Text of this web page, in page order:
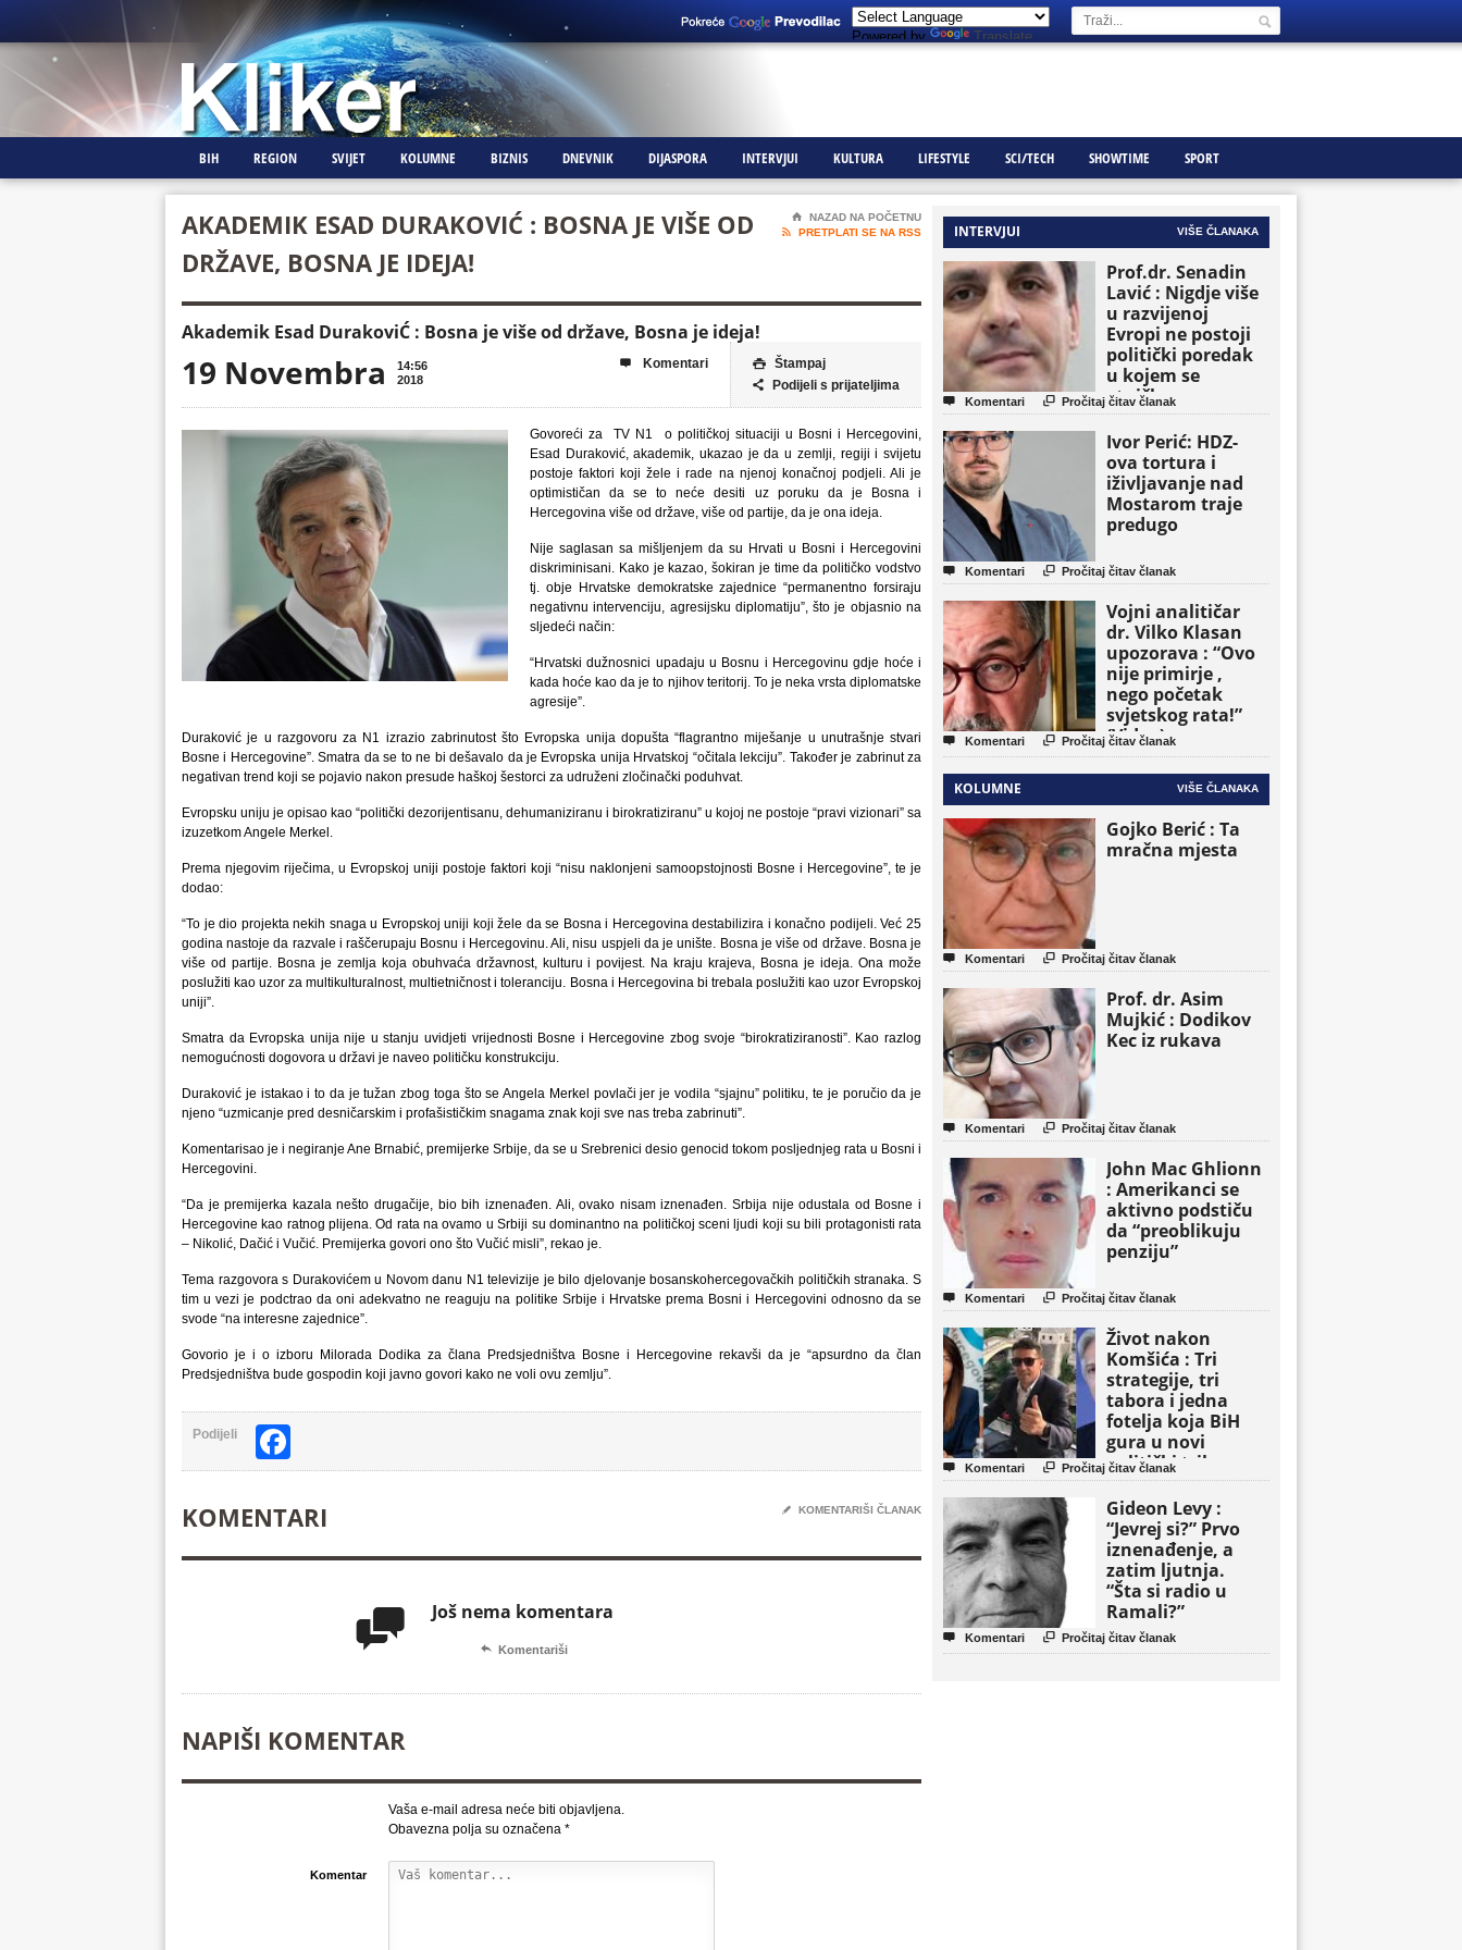
Powered by Translate
BIH REGION SVIJET KOLUMNE BIZNIS DNEVNIK DIJASPORA INTERVJUI KULTURA LIFESTYLE SCI/TECH SHOWTIME SPORT
AKADEMIK ESAD DURAKOVIĆ : BOSNA JE VIŠE OD
DRŽAVE, BOSNA JE IDEJA!
⌂
NAZAD NA POČETNU

PRETPLATI SE NA RSS
Akademik Esad DurakoviĆ : Bosna je više od države, Bosna je ideja!
19 Novembra
14:56
2018
 Štampaj
 Podijeli s prijateljima
 Komentari
Govoreći za TV N1 o političkoj situaciji u Bosni i Hercegovini,
Esad Duraković, akademik, ukazao je da u zemlji, regiji i svijetu
postoje faktori koji žele i rade na njenoj konačnoj podjeli. Ali je
optimističan da se to neće desiti uz poruku da je Bosna i
Hercegovina više od države, više od partije, da je ona ideja.
Nije saglasan sa mišljenjem da su Hrvati u Bosni i Hercegovini
diskriminisani. Kako je kazao, šokiran je time da političko vodstvo
tj. obje Hrvatske demokratske zajednice “permanentno forsiraju
negativnu intervenciju, agresijsku diplomatiju”, što je objasnio na
sljedeći način:
“Hrvatski dužnosnici upadaju u Bosnu i Hercegovinu gdje hoće i
kada hoće kao da je to njihov teritorij. To je neka vrsta diplomatske
agresije”.
Duraković je u razgovoru za N1 izrazio zabrinutost što Evropska unija dopušta “flagrantno miješanje u unutrašnje stvari
Bosne i Hercegovine”. Smatra da se to ne bi dešavalo da je Evropska unija Hrvatskoj “očitala lekciju”. Također je zabrinut za
negativan trend koji se pojavio nakon presude haškoj šestorci za udruženi zločinački poduhvat.
Evropsku uniju je opisao kao “politički dezorijentisanu, dehumaniziranu i birokratiziranu” u kojoj ne postoje “pravi vizionari” sa
izuzetkom Angele Merkel.
Prema njegovim riječima, u Evropskoj uniji postoje faktori koji “nisu naklonjeni samoopstojnosti Bosne i Hercegovine”, te je
dodao:
“To je dio projekta nekih snaga u Evropskoj uniji koji žele da se Bosna i Hercegovina destabilizira i konačno podijeli. Već 25
godina nastoje da razvale i raščerupaju Bosnu i Hercegovinu. Ali, nisu uspjeli da je unište. Bosna je više od države. Bosna je
više od partije. Bosna je zemlja koja obuhvaća državnost, kulturu i povijest. Na kraju krajeva, Bosna je ideja. Ona može
poslužiti kao uzor za multikulturalnost, multietničnost i toleranciju. Bosna i Hercegovina bi trebala poslužiti kao uzor Evropskoj
uniji”.
Smatra da Evropska unija nije u stanju uvidjeti vrijednosti Bosne i Hercegovine zbog svoje “birokratiziranosti”. Kao razlog
nemogućnosti dogovora u državi je naveo političku konstrukciju.
Duraković je istakao i to da je tužan zbog toga što se Angela Merkel povlači jer je vodila “sjajnu” politiku, te je poručio da je
njeno “uzmicanje pred desničarskim i profašističkim snagama znak koji sve nas treba zabrinuti”.
Komentarisao je i negiranje Ane Brnabić, premijerke Srbije, da se u Srebrenici desio genocid tokom posljednjeg rata u Bosni i
Hercegovini.
“Da je premijerka kazala nešto drugačije, bio bih iznenađen. Ali, ovako nisam iznenađen. Srbija nije odustala od Bosne i
Hercegovine kao ratnog plijena. Od rata na ovamo u Srbiji su dominantno na političkoj sceni ljudi koji su bili protagonisti rata
– Nikolić, Dačić i Vučić. Premijerka govori ono što Vučić misli”, rekao je.
Tema razgovora s Durakovićem u Novom danu N1 televizije je bilo djelovanje bosanskohercegovačkih političkih stranaka. S
tim u vezi je podctrao da oni adekvatno ne reaguju na politike Srbije i Hrvatske prema Bosni i Hercegovini odnosno da se
svode “na interesne zajednice”.
Govorio je i o izboru Milorada Dodika za člana Predsjedništva Bosne i Hercegovine rekavši da je “apsurdno da član
Predsjedništva bude gospodin koji javno govori kako ne voli ovu zemlju”.
Podijeli
KOMENTARI ✎ KOMENTARIŠI ČLANAK
 Još nema komentara
 Komentariši
NAPIŠI KOMENTAR
Vaša e-mail adresa neće biti objavljena.
Obavezna polja su označena *
Komentar
INTERVJUI VIŠE ČLANAKA
Prof.dr. Senadin
Lavić : Nigdje više
u razvijenoj
Evropi ne postoji
politički poredak
u kojem se
etničke grupe
pojavljuju kao
osnovne političke
jedinice
 Komentari  Pročitaj čitav članak
Ivor Perić: HDZ-
ova tortura i
iživljavanje nad
Mostarom traje
predugo
 Komentari  Pročitaj čitav članak
Vojni analitičar
dr. Vilko Klasan
upozorava : “Ovo
nije primirje ,
nego početak
svjetskog rata!”
(Video)
 Komentari  Pročitaj čitav članak
KOLUMNE VIŠE ČLANAKA
Gojko Berić : Ta
mračna mjesta
 Komentari  Pročitaj čitav članak
Prof. dr. Asim
Mujkić : Dodikov
Kec iz rukava
 Komentari  Pročitaj čitav članak
John Mac Ghlionn
: Amerikanci se
aktivno podstiču
da “preoblikuju
penziju”
 Komentari  Pročitaj čitav članak
Život nakon
Komšića : Tri
strategije, tri
tabora i jedna
fotelja koja BiH
gura u novi
politički triler
 Komentari  Pročitaj čitav članak
Gideon Levy :
“Jevrej si?” Prvo
iznenađenje, a
zatim ljutnja.
“Šta si radio u
Ramali?”
 Komentari  Pročitaj čitav članak